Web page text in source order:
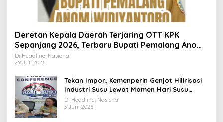
Deretan Kepala Daerah Terjaring OTT KPK
Sepanjang 2026, Terbaru Bupati Pemalang Anom
Widiyantoro
Di Headline, Nasional
29 Juli 2026
Tekan Impor, Kemenperin Genjot Hilirisasi
Industri Susu Lewat Momen Hari Susu
Nusantara 2026
Di Headline, Nasional
3 Juni 2026